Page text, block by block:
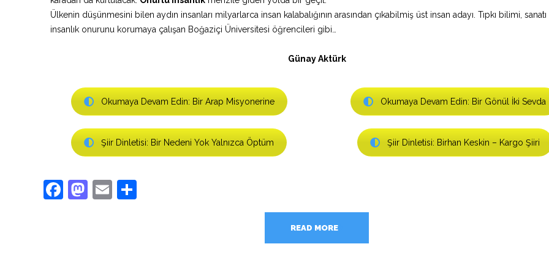
Ülkenin düşünmesini bilen aydın insanları milyarlarca insan kalabalığının arasından çıkabilmiş üst insan adayı. Tıpkı bilimi, sanatı
insanlık onurunu korumaya çalışan Boğaziçi Üniversitesi öğrencileri gibi…
Günay Aktürk
Okumaya Devam Edin: Bir Arap Misyonerine
Şiir Dinletisi: Bir Nedeni Yok Yalnızca Öptüm
Okumaya Devam Edin: Bir Gönül İki Sevda
Şiir Dinletisi: Birhan Keskin – Kargo Şiiri
Facebook
Mastodon
Email
READ MORE